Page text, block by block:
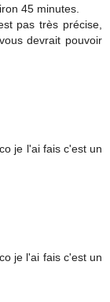
45 minutes.
pas très précise,
devrait pouvoir
je l'ai fais c'est un
je l'ai fais c'est un